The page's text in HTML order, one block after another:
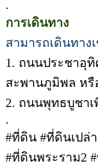
.
การเดินทาง
สามารถเดินทาง
1. ถนนประชาอุ
สะพานภูมิพล หรื
2. ถนนพุทธบูชา
.
#ที่ดิน #ที่ดินเปล่
#ที่ดินพระราม2